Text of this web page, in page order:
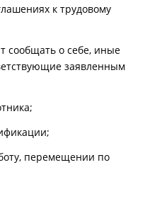
к трудовому
сообщать о себе, иные
заявленным
перемещении по